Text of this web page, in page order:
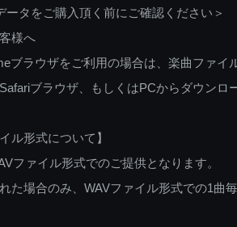
タをご購入頂く前にご確認ください＞
様へ
ブラウザをご利用の場合は、楽曲ファイ
ブラウザ、もしくはPCからダウンロ
ル形式について】
ファイル形式でのご提供となります。
た場合のみ、WAVファイル形式での1曲